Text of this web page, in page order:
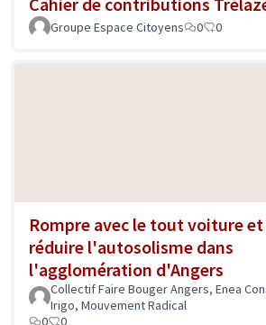
Groupe Espace Citoyens
0 0
Rompre avec le tout voiture et
réduire l'autosolisme dans
l'agglomération d'Angers
Collectif Faire Bouger Angers, Enea
Irigo, Mouvement Radical
0
0